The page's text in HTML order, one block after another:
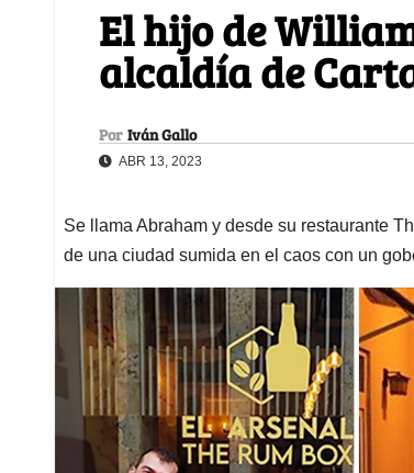
El hijo de
alcaldía de
Por Iván Gallo
ABR 13, 2023
Se llama Abraham y desde su restaurante
de una ciudad sumida en el caos con un